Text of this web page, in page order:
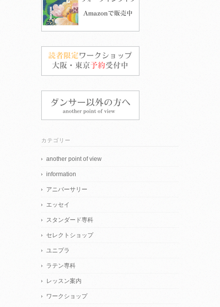
カテゴリー
another point of view
information
アニバーサリー
エッセイ
スタンダード専科
セレクトショップ
ユニプラ
ラテン専科
レッスン案内
ワークショップ